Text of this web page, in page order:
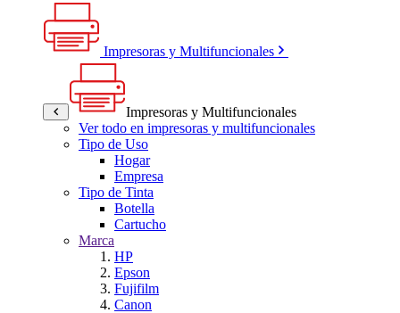
Impresoras y Multifuncionales
Impresoras y Multifuncionales
Ver todo en impresoras y multifuncionales
Tipo de Uso
Hogar
Empresa
Tipo de Tinta
Botella
Cartucho
Marca
HP
Epson
Fujifilm
Canon